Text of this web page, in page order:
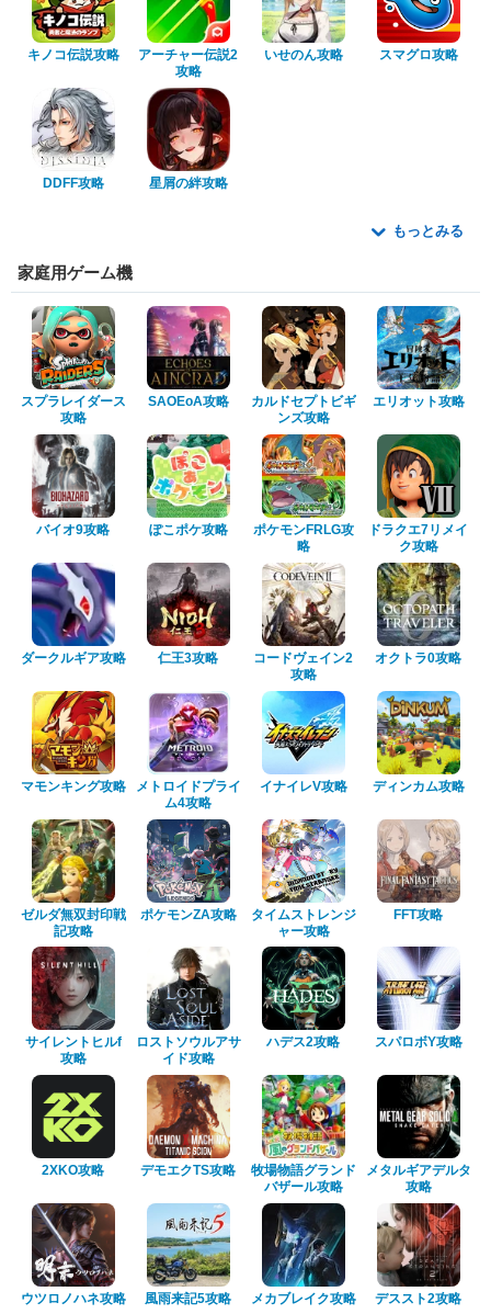
キノコ伝説攻略
アーチャー伝説2
攻略
いせのん攻略 スマグロ攻略
DDFF攻略 星屑の絆攻略
もっとみる
家庭用ゲーム機
スプラレイダース
攻略
SAOEoA攻略
カルドセプトビギ
ンズ攻略
エリオット攻略
バイオ9攻略 ぽこポケ攻略
ポケモンFRLG攻
略
ドラクエ7リメイ
ク攻略
ダークルギア攻略 仁王3攻略
コードヴェイン2
攻略
オクトラ0攻略
マモンキング攻略
メトロイドプライ
ム4攻略
イナイレV攻略 ディンカム攻略
ゼルダ無双封印戦
記攻略
ポケモンZA攻略
タイムストレンジ
ャー攻略
FFT攻略
サイレントヒルf
攻略
ロストソウルアサ
イド攻略
ハデス2攻略 スパロボY攻略
2XKO攻略 デモエクTS攻略
牧場物語グランド
バザール攻略
メタルギアデルタ
攻略
ウツロノハネ攻略 風雨来記5攻略 メカブレイク攻略 デススト2攻略